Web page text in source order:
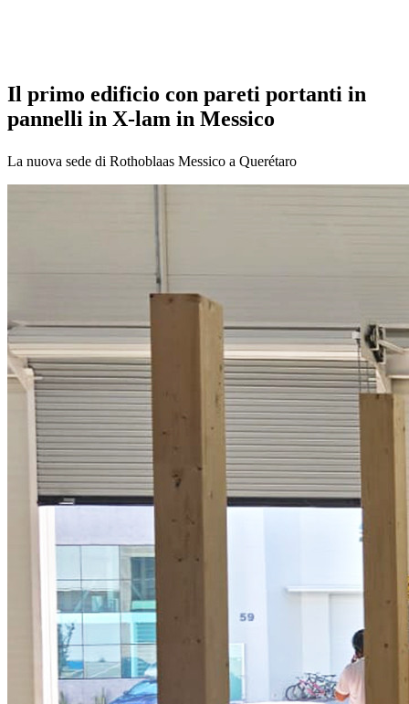
Il primo edificio con pareti portanti in
pannelli in X-lam in Messico
La nuova sede di Rothoblaas Messico a Querétaro